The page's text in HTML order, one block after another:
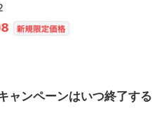
ャンペーンはいつ終了する